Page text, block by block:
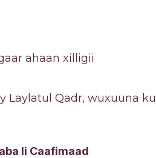
ahaan xilligii
Laylatul Qadr, wuxuuna ku
Ii Caafimaad